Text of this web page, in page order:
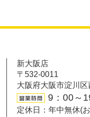
新大阪店
〒532-0011
大阪府大阪市淀川
9：00～
定休日：年中無休(